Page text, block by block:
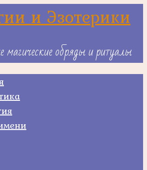
и Эзотерики
магические обряды и ритуалы